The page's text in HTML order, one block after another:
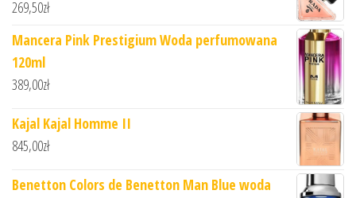
269,50zł
Mancera Pink Prestigium Woda perfumowana
120ml
389,00zł
Kajal Kajal Homme II
845,00zł
Benetton Colors de Benetton Man Blue woda